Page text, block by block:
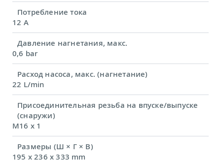
Потребление тока
12 A
Давление нагнетания, макс.
0,6 bar
Расход насоса, макс. (нагнетание)
22 L/min
Присоединительная резьба на впуске/выпуске
(снаружи)
M16 x 1
Размеры (Ш × Г × В)
195 x 236 x 333 mm